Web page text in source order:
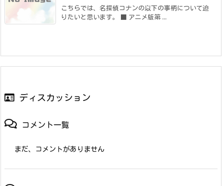
こちらでは、名探偵コナンの以下の事柄について迫
りたいと思います。 ■ アニメ版第 ...
ディスカッション
コメント一覧
まだ、コメントがありません